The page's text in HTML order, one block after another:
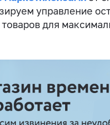
управление
товаров для